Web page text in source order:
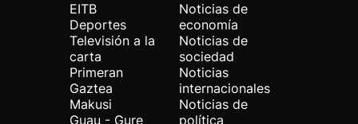
EITB
Deportes
Televisión a la
carta
Primeran
Gaztea
Makusi
Guau - Gure
Noticias de
economía
Noticias de
sociedad
Noticias
internacionales
Noticias de
política